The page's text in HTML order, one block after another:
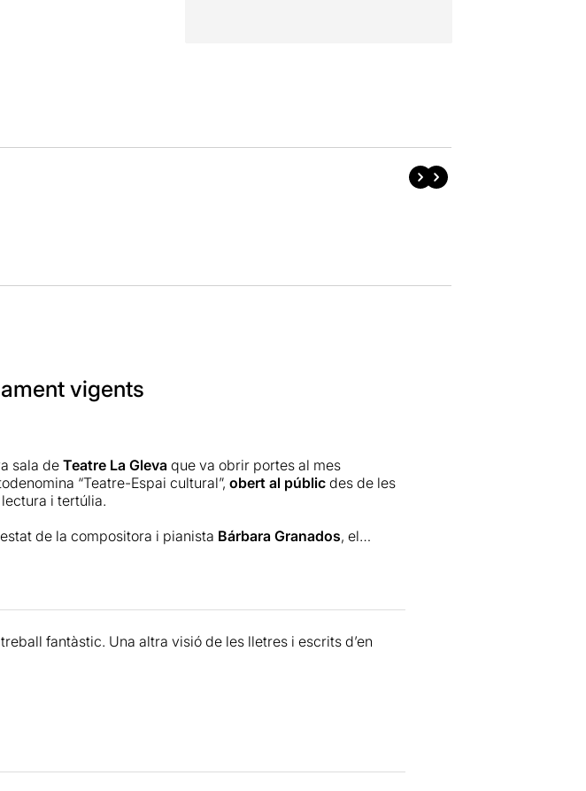
vigents
sala deTeatre La Gleva que va obrir portes al mes
“Teatre-Espai cultural”, obert al públicdes de les
i tertúlia.
de la compositora i pianista Bárbara Granados, el
és
, és un espectacle interpretat per dues actrius (Blanca
assistents ocupin els seus llocs. Formalment, interpreten una
esdevé una altra cosa. En acabar la cançó esperen que
fan ells, entrebancant-se amb les paraules i sense saber
fantàstic. Una altra visió de les lletres i escrits d’en